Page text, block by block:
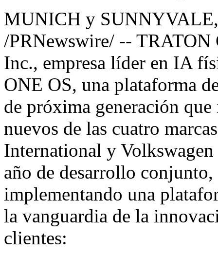
MUNICH y
/PRNewswire/ -- TRATON
Inc., empresa líder en IA
ONE OS, una plataforma
de próxima generación
nuevos de las cuatro
International y
año de desarrollo conjunto,
implementando una
la vanguardia de la
clientes: